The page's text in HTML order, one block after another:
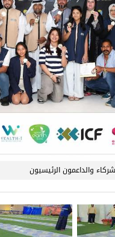
والداعمون الرئيسيون